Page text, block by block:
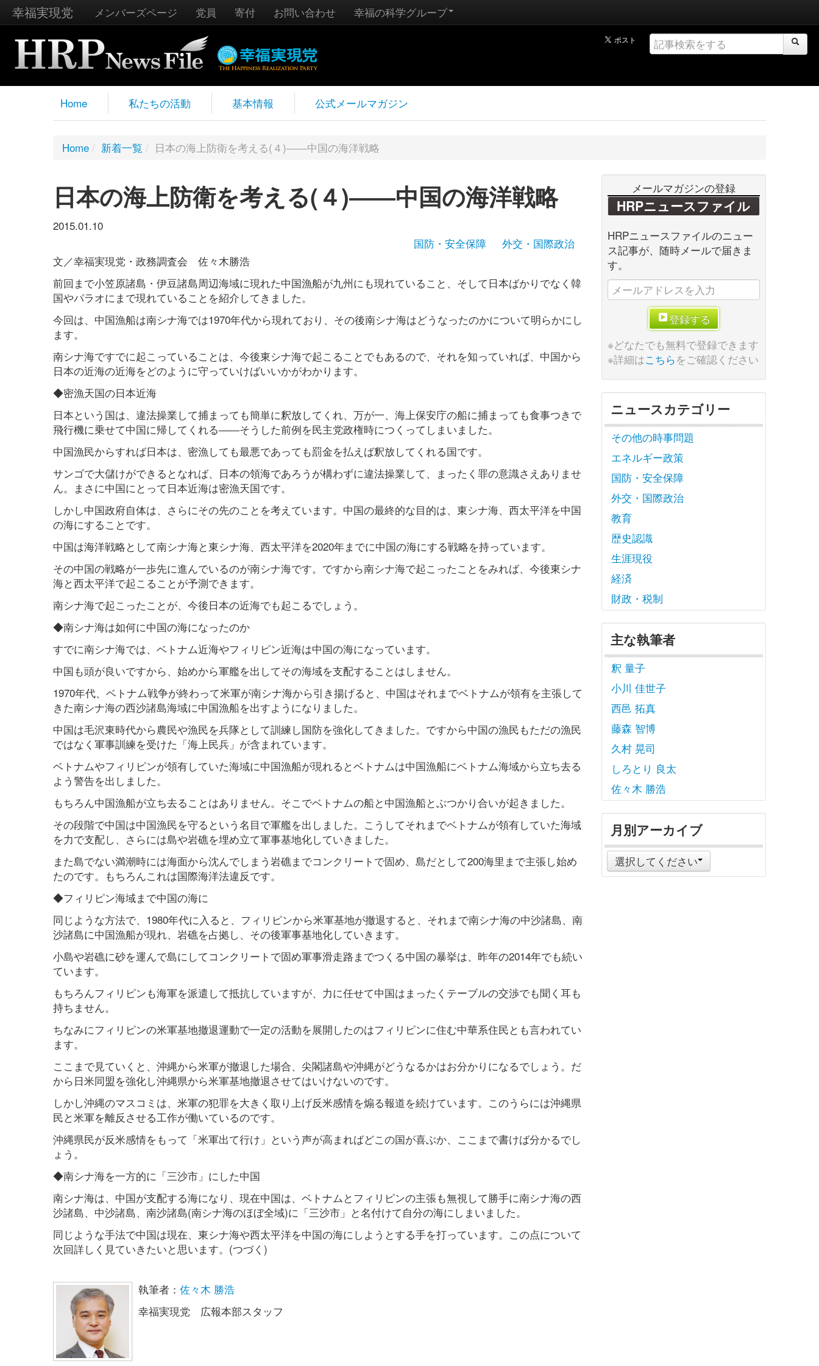
幸福実現党 メンバーズページ 党員 寄付 お問い合わせ 幸福の科学グループ
Home 私たちの活動 基本情報 公式メールマガジン
Home / 新着一覧 / 日本の海上防衛を考える(４)――中国の海洋戦略
日本の海上防衛を考える(４)――中国の海洋戦略
2015.01.10
国防・安全保障
外交・国際政治
文／幸福実現党・政務調査会 佐々木勝浩
前回まで小笠原諸島・伊豆諸島周辺海域に現れた中国漁船が九州にも現れていること、そして日本ばかりでなく韓
国やパラオにまで現れていることを紹介してきました。
今回は、中国漁船は南シナ海では1970年代から現れており、その後南シナ海はどうなったのかについて明らかにし
ます。
南シナ海ですでに起こっていることは、今後東シナ海で起こることでもあるので、それを知っていれば、中国から
日本の近海の近海をどのように守っていけばいいかがわかります。
◆密漁天国の日本近海
日本という国は、違法操業して捕まっても簡単に釈放してくれ、万が一、海上保安庁の船に捕まっても食事つきで
飛行機に乗せて中国に帰してくれる――そうした前例を民主党政権時につくってしまいました。
中国漁民からすれば日本は、密漁しても最悪であっても罰金を払えば釈放してくれる国です。
サンゴで大儲けができるとなれば、日本の領海であろうが構わずに違法操業して、まったく罪の意識さえありませ
ん。まさに中国にとって日本近海は密漁天国です。
しかし中国政府自体は、さらにその先のことを考えています。中国の最終的な目的は、東シナ海、西太平洋を中国
の海にすることです。
中国は海洋戦略として南シナ海と東シナ海、西太平洋を2020年までに中国の海にする戦略を持っています。
その中国の戦略が一歩先に進んでいるのが南シナ海です。ですから南シナ海で起こったことをみれば、今後東シナ
海と西太平洋で起こることが予測できます。
南シナ海で起こったことが、今後日本の近海でも起こるでしょう。
◆南シナ海は如何に中国の海になったのか
すでに南シナ海では、ベトナム近海やフィリピン近海は中国の海になっています。
中国も頭が良いですから、始めから軍艦を出してその海域を支配することはしません。
1970年代、ベトナム戦争が終わって米軍が南シナ海から引き揚げると、中国はそれまでベトナムが領有を主張して
きた南シナ海の西沙諸島海域に中国漁船を出すようになりました。
中国は毛沢東時代から農民や漁民を兵隊として訓練し国防を強化してきました。ですから中国の漁民もただの漁民
ではなく軍事訓練を受けた「海上民兵」が含まれています。
ベトナムやフィリピンが領有していた海域に中国漁船が現れるとベトナムは中国漁船にベトナム海域から立ち去る
よう警告を出しました。
もちろん中国漁船が立ち去ることはありません。そこでベトナムの船と中国漁船とぶつかり合いが起きました。
その段階で中国は中国漁民を守るという名目で軍艦を出しました。こうしてそれまでベトナムが領有していた海域
を力で支配し、さらには島や岩礁を埋め立て軍事基地化していきました。
また島でない満潮時には海面から沈んでしまう岩礁までコンクリートで固め、島だとして200海里まで主張し始め
たのです。もちろんこれは国際海洋法違反です。
◆フィリピン海域まで中国の海に
同じような方法で、1980年代に入ると、フィリピンから米軍基地が撤退すると、それまで南シナ海の中沙諸島、南
沙諸島に中国漁船が現れ、岩礁を占拠し、その後軍事基地化していきます。
小島や岩礁に砂を運んで島にしてコンクリートで固め軍事滑走路までつくる中国の暴挙は、昨年の2014年でも続い
ています。
もちろんフィリピンも海軍を派遣して抵抗していますが、力に任せて中国はまったくテーブルの交渉でも聞く耳も
持ちません。
ちなみにフィリピンの米軍基地撤退運動で一定の活動を展開したのはフィリピンに住む中華系住民とも言われてい
ます。
ここまで見ていくと、沖縄から米軍が撤退した場合、尖閣諸島や沖縄がどうなるかはお分かりになるでしょう。だ
から日米同盟を強化し沖縄県から米軍基地撤退させてはいけないのです。
しかし沖縄のマスコミは、米軍の犯罪を大きく取り上げ反米感情を煽る報道を続けています。このうらには沖縄県
民と米軍を離反させる工作が働いているのです。
沖縄県民が反米感情をもって「米軍出て行け」という声が高まればどこの国が喜ぶか、ここまで書けば分かるでし
ょう。
◆南シナ海を一方的に「三沙市」にした中国
南シナ海は、中国が支配する海になり、現在中国は、ベトナムとフィリピンの主張も無視して勝手に南シナ海の西
沙諸島、中沙諸島、南沙諸島(南シナ海のほぼ全域)に「三沙市」と名付けて自分の海にしまいました。
同じような手法で中国は現在、東シナ海や西太平洋を中国の海にしようとする手を打っています。この点について
次回詳しく見ていきたいと思います。(つづく)
執筆者： 佐々木 勝浩
幸福実現党 広報本部スタッフ
メールマガジンの登録
HRPニュースファイル
HRPニュースファイルのニュー
ス記事が、随時メールで届きま
す。
登録する
※どなたでも無料で登録できます
※詳細はこちらをご確認ください
ニュースカテゴリー
その他の時事問題
エネルギー政策
国防・安全保障
外交・国際政治
教育
歴史認識
生涯現役
経済
財政・税制
主な執筆者
釈 量子
小川 佳世子
西邑 拓真
藤森 智博
久村 晃司
しろとり 良太
佐々木 勝浩
月別アーカイブ
選択してください